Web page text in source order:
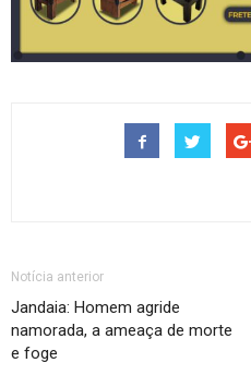
Notícia anterior
Jandaia: Homem agride
namorada, a ameaça de morte
e foge